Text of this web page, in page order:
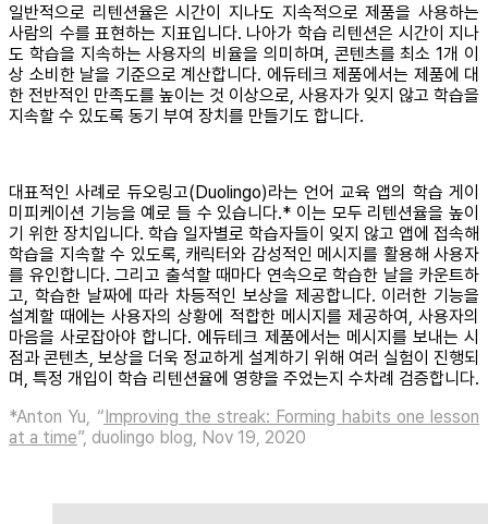
일반적으로 리텐션율은 시간이 지나도 지속적으로 제품을 사용하는
사람의 수를 표현하는 지표입니다. 나아가 학습 리텐션은 시간이 지나
도 학습을 지속하는 사용자의 비율을 의미하며, 콘텐츠를 최소 1개 이
상 소비한 날을 기준으로 계산합니다. 에듀테크 제품에서는 제품에 대
한 전반적인 만족도를 높이는 것 이상으로, 사용자가 잊지 않고 학습을
지속할 수 있도록 동기 부여 장치를 만들기도 합니다.
대표적인 사례로 듀오링고(Duolingo)라는 언어 교육 앱의 학습 게이
미피케이션 기능을 예로 들 수 있습니다.* 이는 모두 리텐션율을 높이
기 위한 장치입니다. 학습 일자별로 학습자들이 잊지 않고 앱에 접속해
학습을 지속할 수 있도록, 캐릭터와 감성적인 메시지를 활용해 사용자
를 유인합니다. 그리고 출석할 때마다 연속으로 학습한 날을 카운트하
고, 학습한 날짜에 따라 차등적인 보상을 제공합니다. 이러한 기능을
설계할 때에는 사용자의 상황에 적합한 메시지를 제공하여, 사용자의
마음을 사로잡아야 합니다. 에듀테크 제품에서는 메시지를 보내는 시
점과 콘텐츠, 보상을 더욱 정교하게 설계하기 위해 여러 실험이 진행되
며, 특정 개입이 학습 리텐션율에 영향을 주었는지 수차례 검증합니다.
*Anton Yu, “Improving the streak: Forming habits one lesson
at a time”, duolingo blog, Nov 19, 2020